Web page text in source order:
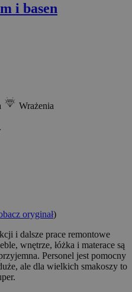
i basen
Wrażenia
oryginał)
i dalsze prace remontowe
wnętrze, łóżka i materace są
Personel jest pomocny
ale dla wielkich smakoszy to